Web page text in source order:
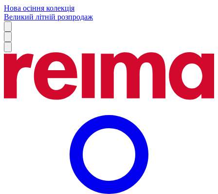
Нова осіння колекція
Великий літній розпродаж